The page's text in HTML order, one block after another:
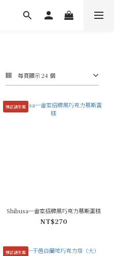
每頁顯示 24 個
預訂請來電
Shibusa─畬室招牌黑巧克力慕斯蛋糕
NT$270
預訂請來電